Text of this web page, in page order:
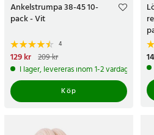
Ankelstrumpa 38-45 10-
pack - Vit
4
Nuvarande pris
pris:209 kr
129 kr 209 kr
I lager, levereras inom 1-2 vardagar
Köp